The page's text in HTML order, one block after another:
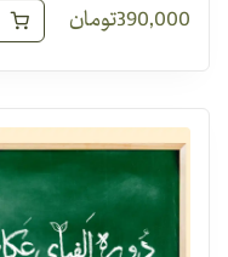
390,000تومان